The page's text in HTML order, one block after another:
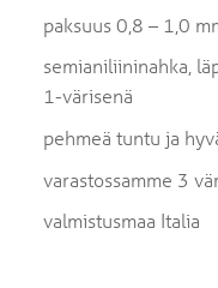
paksuus 0,8 – 1,0
semianiliininahka,
1-värisenä
pehmeä tuntu ja
varastossamme 3
valmistusmaa Italia